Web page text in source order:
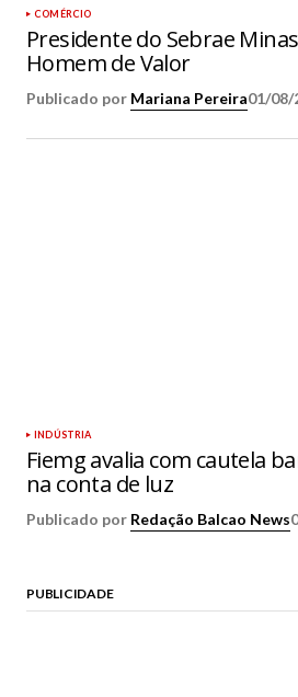
COMÉRCIO
Presidente do Sebrae
Homem de Valor
Publicado por Mariana Pereira01/08/
INDÚSTRIA
Fiemg avalia com cautela
na conta de luz
Publicado por Redação Balcao News
PUBLICIDADE